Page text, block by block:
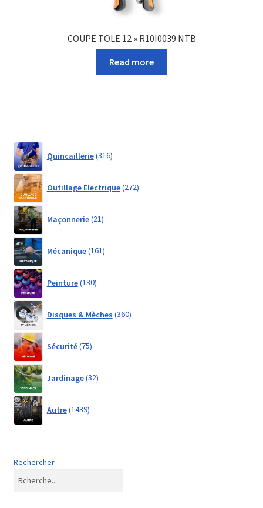
COUPE TOLE 12 » R10I0039 NTB
Read more
Quincaillerie 316products
Outillage Electrique 272products
Maçonnerie 21products
Mécanique 161products
Peinture 130products
Disques & Mèches 360products
Sécurité 75products
Jardinage 32products
Autre 1439products
Rechercher